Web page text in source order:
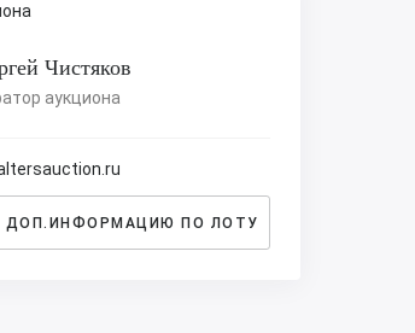
Чистяков
аукциона
ДОП.ИНФОРМАЦИЮ ПО ЛОТУ